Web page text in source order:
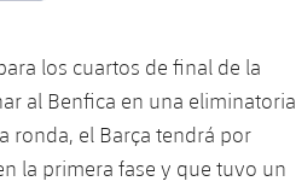
los cuartos de final de la
al Benfica en una eliminatoria
ronda, el Barça tendrá por
la primera fase y que tuvo un